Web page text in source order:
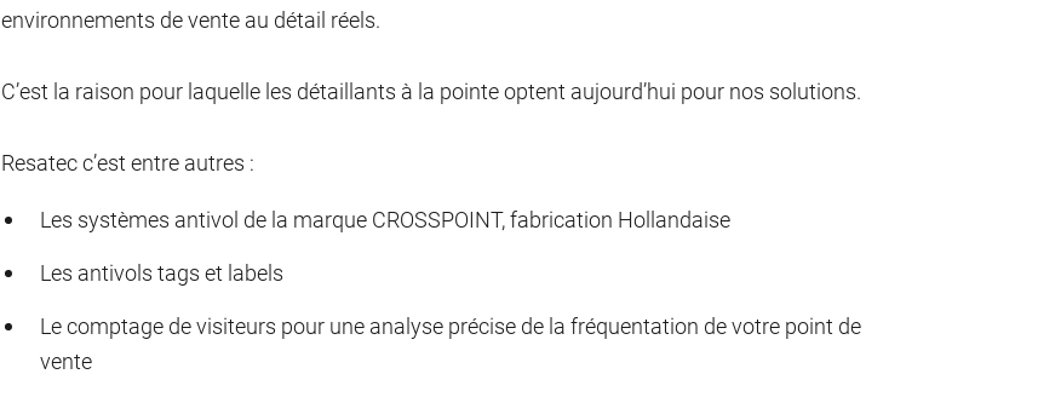
environnements de vente au détail réels.
C’est la raison pour laquelle les détaillants à la pointe optent aujourd’hui pour nos solutions.
Resatec c’est entre autres :
Les systèmes antivol de la marque CROSSPOINT, fabrication Hollandaise
Les antivols tags et labels
Le comptage de visiteurs pour une analyse précise de la fréquentation de votre point de
vente